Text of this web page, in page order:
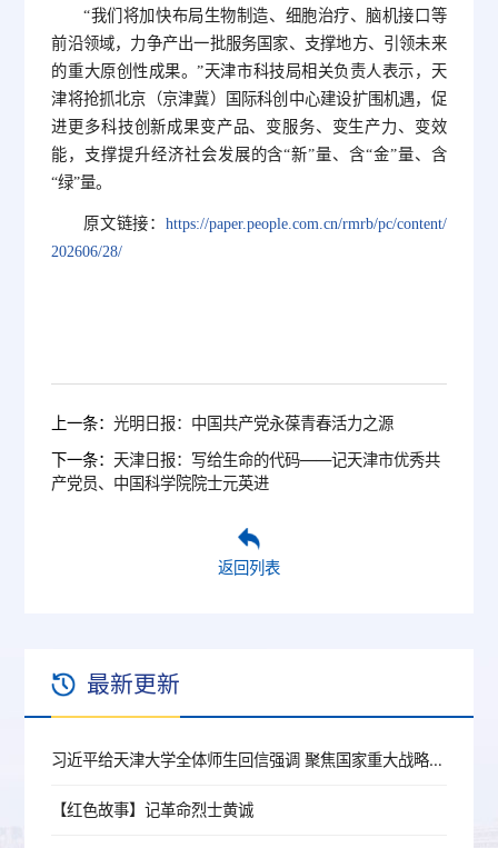
“我们将加快布局生物制造、细胞治疗、脑机接口等
前沿领域，力争产出一批服务国家、支撑地方、引领未来
的重大原创性成果。”天津市科技局相关负责人表示，天
津将抢抓北京（京津冀）国际科创中心建设扩围机遇，促
进更多科技创新成果变产品、变服务、变生产力、变效
能，支撑提升经济社会发展的含“新”量、含“金”量、含
“绿”量。
原文链接： https://paper.people.com.cn/rmrb/pc/content/
202606/28/
上一条：光明日报：中国共产党永葆青春活力之源
下一条： 天津日报：写给生命的代码——记天津市优秀共
产党员、中国科学院院士元英进
返回列表
最新更新
习近平给天津大学全体师生回信强调 聚焦国家重大战略需求提高人才培养质量 更好服务经济社会发展
【红色故事】记革命烈士黄诚